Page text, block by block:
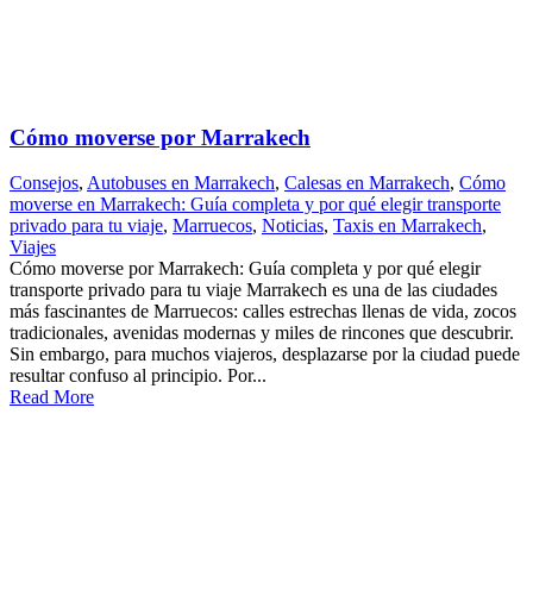
Cómo moverse por Marrakech
Consejos, Autobuses en Marrakech, Calesas en Marrakech, Cómo
moverse en Marrakech: Guía completa y por qué elegir transporte
privado para tu viaje, Marruecos, Noticias, Taxis en Marrakech,
Viajes
Cómo moverse por Marrakech: Guía completa y por qué elegir
transporte privado para tu viaje Marrakech es una de las ciudades
más fascinantes de Marruecos: calles estrechas llenas de vida, zocos
tradicionales, avenidas modernas y miles de rincones que descubrir.
Sin embargo, para muchos viajeros, desplazarse por la ciudad puede
resultar confuso al principio. Por...
Read More